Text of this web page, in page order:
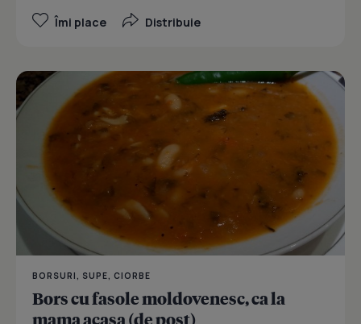
Îmi place Distribuie
BORSURI, SUPE, CIORBE
Bors cu fasole moldovenesc, ca la
mama acasa (de post)